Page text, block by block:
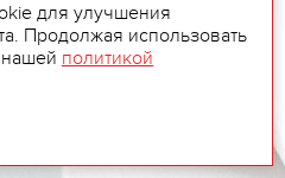
для улучшения
Продолжая использовать
нашей политикой